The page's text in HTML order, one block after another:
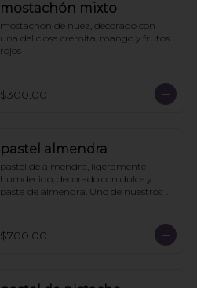
mostachón mixto
mostachón de nuez, decorado con
una deliciosa cremita, mango y frutos
rojos
$300.00
pastel almendra
pastel de almendra, ligeramente
humdecido, decorado con dulce y
pasta de almendra. Uno de nuestros
$700.00